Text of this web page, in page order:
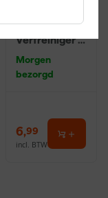
Ontvetter en
Verfreiniger –
Morgen
bezorgd
6,99
incl. BTW